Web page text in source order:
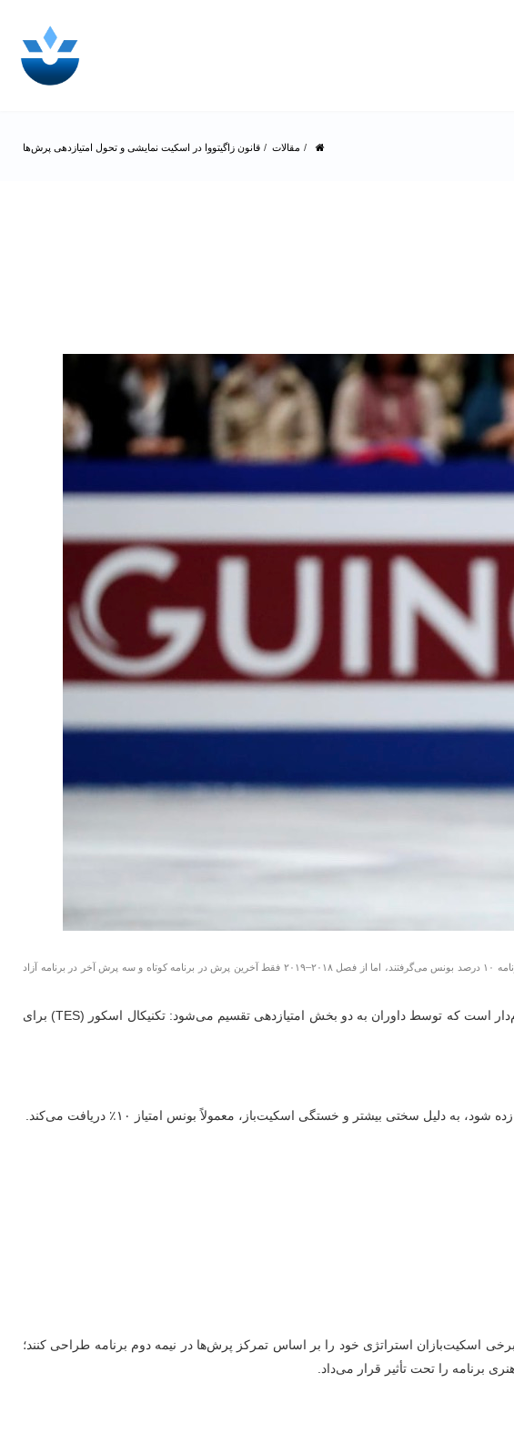
مقالات قانون زاگیتووا در اسکیت نمایشی و تحول امتیازدهی پرش‌ها
«قانون زاگیتووا» نام غیررسمی تغییری در قوانین امتیازدهی پرش‌ها توسط International Skating Union پس از المپیک ۲۰۱۸ است. پیش از آن، همه پرش‌های نیمه دوم برنامه ۱۰ درصد بونس می‌گرفتند، اما از فصل ۲۰۱۸–۲۰۱۹ فقط آخرین پرش در برنامه کوتاه و سه پرش آخر در برنامه آزاد
اسکیت نمایشی، ورزشی است که در آن ترکیبی از مهارت فنی و هنری اهمیت دارد. هر برنامه شامل پرش‌ها، اسپین‌ها و حرکات گام‌دار است که توسط داوران به دو بخش امتیازدهی تقسیم می‌شود: تکنیکال اسکور (TES) برای
سختی بیشتر و خستگی اسکیت‌باز، معمولاً بونس امتیاز ۱۰٪ دریافت می‌کند.
از بونس ۱۰٪ بهره‌مند می‌شدند. این امکان باعث شد برخی اسکیت‌بازان استراتژی خود را بر اساس تمرکز پرش‌ها در نیمه دوم برنامه طراحی کنند؛